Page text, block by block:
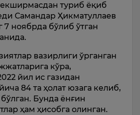
туриб ёқиб
Самандар Ҳикматуллаев
ноябрда бўлиб ўтган
вазирлиги ўрганган
кўра,
йил ис газидан
84 та ҳолат юзага келиб,
Бунда ёнғин
ҳам ҳисобга олинган.